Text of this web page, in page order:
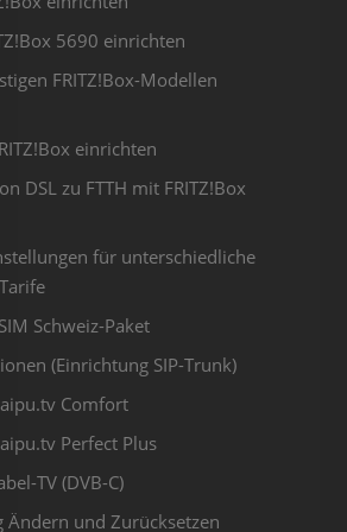
5690 einrichten
FRITZ!Box-Modellen
einrichten
DSL zu FTTH mit FRITZ!Box
für unterschiedliche
Schweiz-Paket
(Einrichtung SIP-Trunk)
Comfort
Perfect Plus
TV (DVB-C)
Ändern und Zurücksetzen